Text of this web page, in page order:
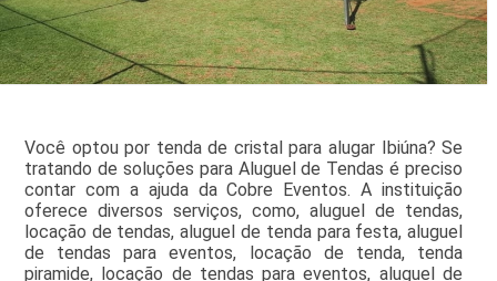
Você optou por tenda de cristal para alugar Ibiúna? Se
tratando de soluções para Aluguel de Tendas é preciso
contar com a ajuda da Cobre Eventos. A instituição
oferece diversos serviços, como, aluguel de tendas,
locação de tendas, aluguel de tenda para festa, aluguel
de tendas para eventos, locação de tenda, tenda
piramide, locação de tendas para eventos, aluguel de